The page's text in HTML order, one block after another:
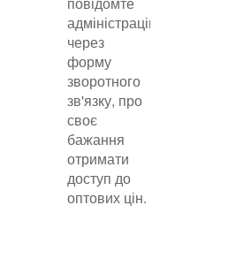
адміністрацію
через
форму
зворотного
зв'язку, про
своє
бажання
отримати
доступ до
оптових цін.